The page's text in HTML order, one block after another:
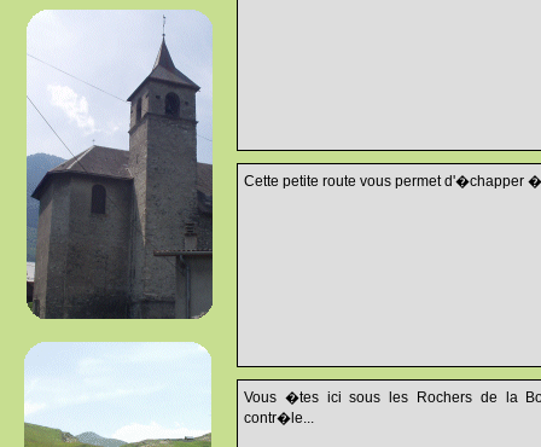
Cette petite route vous permet d'�chapper
Vous �tes ici sous les Rochers de la
contr�le...